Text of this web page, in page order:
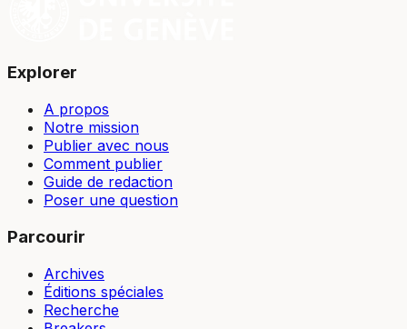
Explorer
A propos
Notre mission
Publier avec nous
Comment publier
Guide de redaction
Poser une question
Parcourir
Archives
Éditions spéciales
Recherche